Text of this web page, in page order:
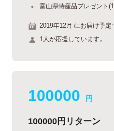
富山県特産品プレゼント
2019年12月 にお届け予定
1人が応援しています。
100000 円
100000円リターン